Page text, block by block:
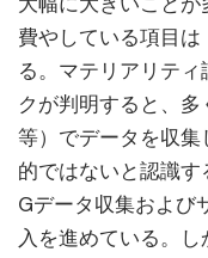
費やしている項目
る。マテリアリテ
クが判明すると、
等）でデータを収
的ではないと認識
Gデータ収集および
入を進めている。